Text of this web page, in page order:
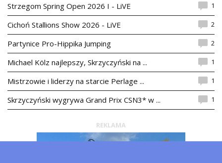
Strzegom Spring Open 2026 I - LiVE 1
Cichoń Stallions Show 2026 - LiVE 2
Partynice Pro-Hippika Jumping 2
Michael Kölz najlepszy, Skrzyczyński na ... 1
Mistrzowie i liderzy na starcie Perlage ... 1
Skrzyczyński wygrywa Grand Prix CSN3* w ... 1
REKLAMA